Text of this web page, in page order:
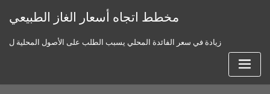
مخطط اتجاه أسعار الغاز الطبيعي
زيادة في سعر الفائدة المحلي يسبب الطلب على الأصول المحلية ل